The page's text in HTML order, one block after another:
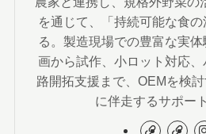
を通じて、「持続可能な食
る。製造現場での豊富な実
画から試作、小ロット対応
路開拓支援まで、OEMを検
に伴走するサポー